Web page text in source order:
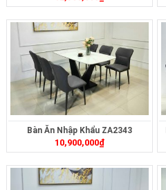
Bàn Ăn Nhập Khẩu ZA2343
10,900,000₫